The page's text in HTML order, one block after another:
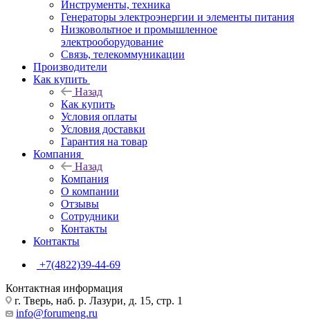
Инструменты, техника
Генераторы электроэнергии и элементы питания
Низковольтное и промышленное
электрооборудование
Связь, телекоммуникации
Производители
Как купить
Назад
Как купить
Условия оплаты
Условия доставки
Гарантия на товар
Компания
Назад
Компания
О компании
Отзывы
Сотрудники
Контакты
Контакты
+7(4822)39-44-69
Контактная информация
г. Тверь, наб. р. Лазури, д. 15, стр. 1
info@forumeng.ru